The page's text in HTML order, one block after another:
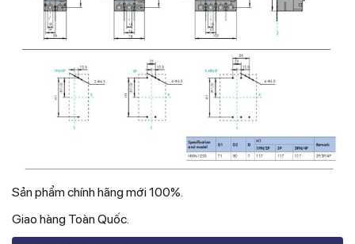
Sản phẩm chính hãng mới 100%.
Giao hàng Toàn Quốc.